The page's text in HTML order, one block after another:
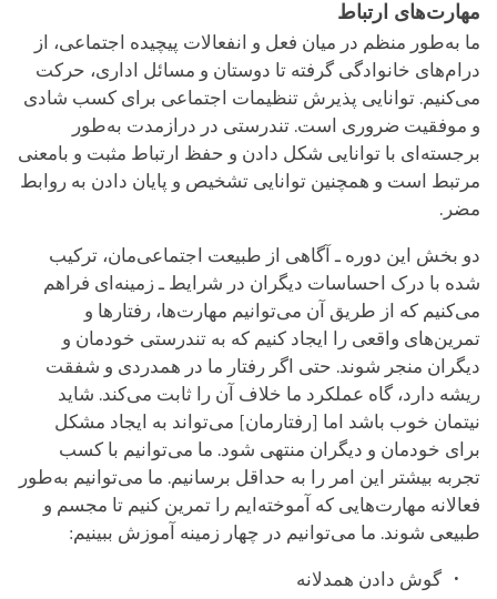
مهارت‌های ارتباط
ما به‌طور منظم در میان فعل و انفعالات پیچیده اجتماعی، از
درام‌های خانواد‌گی گرفته تا دوستان و مسائل اداری، حرکت
می‌کنیم. توانایی پذیرش تنظیمات اجتماعی برای کسب شادی
و موفقیت ضروری است. تندرستی در درازمدت به‌طور
برجسته‌ای با توانایی شکل دادن و حفظ ارتباط مثبت و بامعنی
مرتبط است و همچنین توانایی تشخیص و پایان دادن به روابط
مضر.
دو بخش این دوره ـ آگاهی از طبیعت اجتماعی‌مان، ترکیب
شده با درک احساسات دیگران در شرایط ـ زمینه‌ای فراهم
می‌کنیم که از طریق آن می‌توانیم مهارت‌ها،‌ رفتارها و
تمرین‌های واقعی را ایجاد کنیم که به تندرستی خودمان و
دیگران منجر شوند. حتی اگر رفتار ما در همدردی و شفقت
ریشه دارد، گاه عملکرد ما خلاف آن را ثابت می‌کند. شاید
نیتمان خوب باشد اما [رفتارمان] می‌تواند به ایجاد مشکل
برای خودمان و دیگران منتهی شود. ما می‌توانیم با کسب
تجربه بیشتر این امر را به حداقل برسانیم. ما می‌توانیم به‌طور
فعالانه مهارت‌هایی که آموخته‌ایم را تمرین کنیم تا مجسم و
طبیعی شوند. ما می‌توانیم در چهار زمینه آموزش ببینیم:
گوش دادن همدلانه